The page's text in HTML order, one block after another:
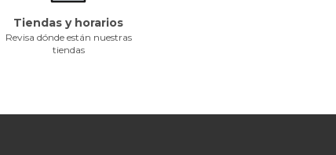
Tiendas y horarios
Revisa dónde están nuestras
tiendas